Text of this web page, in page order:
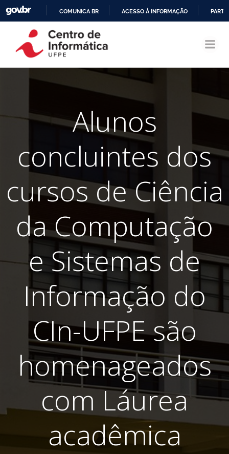
CONTEÚDO
COMUNICA BR ACESSO À INFORMAÇÃO
Alunos
concluintes dos
cursos de Ciência
da Computação
e Sistemas de
Informação do
CIn-UFPE são
homenageados
com Láurea
acadêmica